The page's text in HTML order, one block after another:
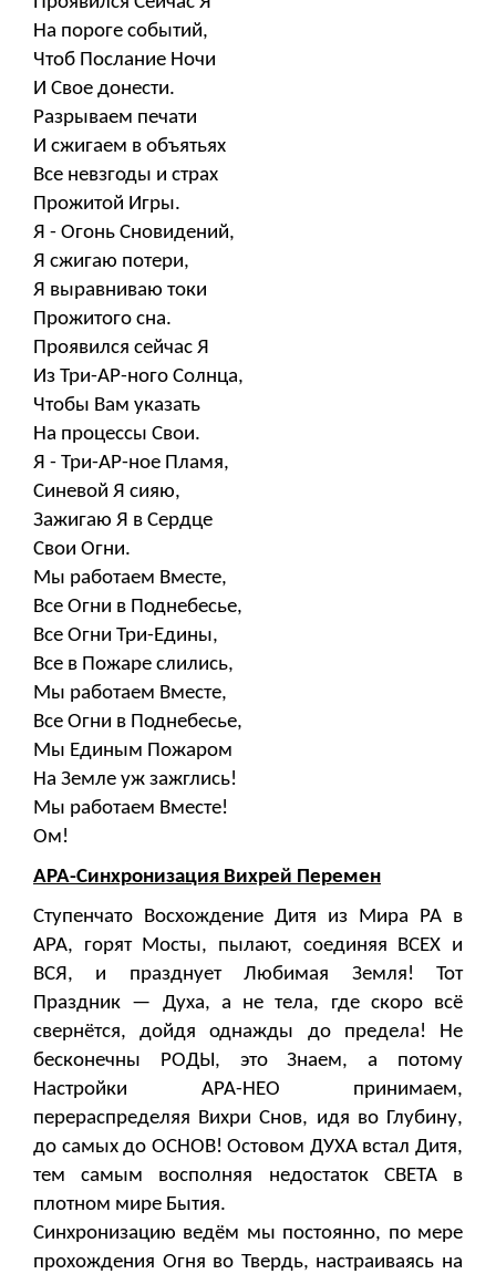
На пороге событий,
Чтоб Послание Ночи
И Свое донести.
Разрываем печати
И сжигаем в объятьях
Все невзгоды и страх
Прожитой Игры.
Я - Огонь Сновидений,
Я сжигаю потери,
Я выравниваю токи
Прожитого сна.
Проявился сейчас Я
Из Три-АР-ного Солнца,
Чтобы Вам указать
На процессы Свои.
Я - Три-АР-ное Пламя,
Синевой Я сияю,
Зажигаю Я в Сердце
Свои Огни.
Мы работаем Вместе,
Все Огни в Поднебесье,
Все Огни Три-Едины,
Все в Пожаре слились,
Мы работаем Вместе,
Все Огни в Поднебесье,
Мы Единым Пожаром
На Земле уж зажглись!
Мы работаем Вместе!
Ом!
АРА-Синхронизация Вихрей Перемен
Ступенчато Восхождение Дитя из Мира РА в
АРА, горят Мосты, пылают, соединяя ВСЕХ и
ВСЯ, и празднует Любимая Земля! Тот
Праздник — Духа, а не тела, где скоро всё
свернётся, дойдя однажды до предела! Не
бесконечны РОДЫ, это Знаем, а потому
Настройки АРА-НЕО принимаем,
перераспределяя Вихри Снов, идя во Глубину,
до самых до ОСНОВ! Остовом ДУХА встал Дитя,
тем самым восполняя недостаток СВЕТА в
плотном мире Бытия.
Синхронизацию ведём мы постоянно, по мере
прохождения Огня во Твердь, настраиваясь на